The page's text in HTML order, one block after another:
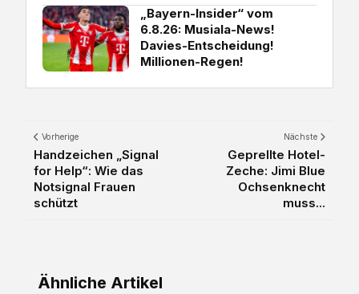
„Bayern-Insider“ vom
6.8.26: Musiala-News!
Davies-Entscheidung!
Millionen-Regen!
Vorherige
Handzeichen „Signal
for Help“: Wie das
Notsignal Frauen
schützt
Nächste
Geprellte Hotel-
Zeche: Jimi Blue
Ochsenknecht
muss...
Ähnliche Artikel